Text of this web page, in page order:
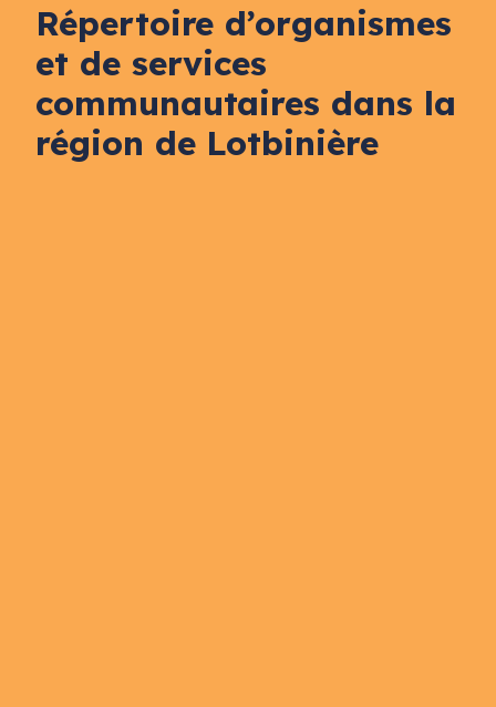
Répertoire d’organismes
et de services
communautaires dans la
région de Lotbinière